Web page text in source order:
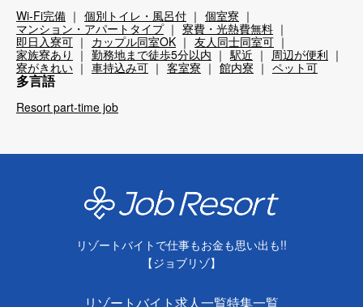
Wi-Fi完備 個別トイレ・風呂付
個室寮
マンション・アパートタイプ
寮費・光熱費無料
即日入寮可
カップル同室OK
友人同士同室可
家族寮あり
勤務地まで徒歩5分以内 駅近
周辺が便利
寮がきれい
車持込み可 客室寮 館内寮 ペット可
多言語
Resort part-time job
リゾートバイトで仕事もお金も思い出も!!
【ジョブリゾ】
リゾートバイト求人一覧特集一覧